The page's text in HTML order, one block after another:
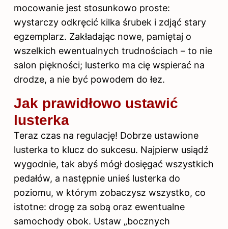
mocowanie jest stosunkowo proste:
wystarczy odkręcić kilka śrubek i zdjąć stary
egzemplarz. Zakładając nowe, pamiętaj o
wszelkich ewentualnych trudnościach – to nie
salon piękności; lusterko ma cię wspierać na
drodze, a nie być powodem do łez.
Jak prawidłowo ustawić
lusterka
Teraz czas na regulację! Dobrze ustawione
lusterka to klucz do sukcesu. Najpierw usiądź
wygodnie, tak abyś mógł dosięgać wszystkich
pedałów, a następnie unieś lusterka do
poziomu, w którym zobaczysz wszystko, co
istotne: drogę za sobą oraz ewentualne
samochody obok. Ustaw „bocznych